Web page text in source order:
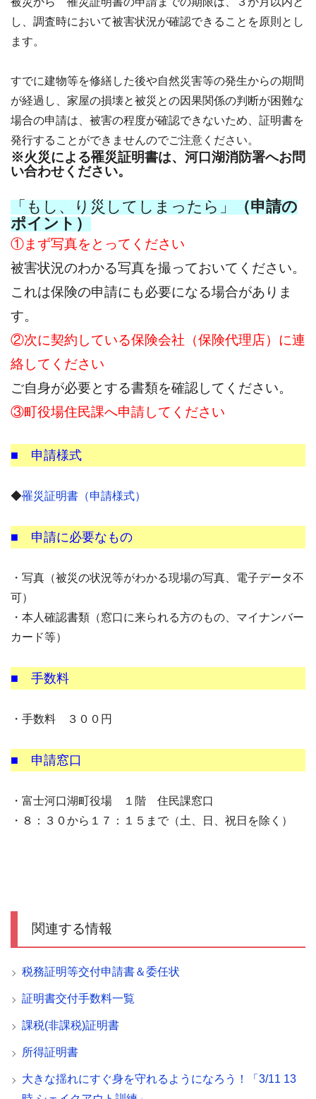
し、調査時において被害状況が確認できることを原則とし
ます。
すでに建物等を修繕した後や自然災害等の発生からの期間
が経過し、家屋の損壊と被災との因果関係の判断が困難な
場合の申請は、被害の程度が確認できないため、証明書を
発行することができませんのでご注意ください。
※火災による罹災証明書は、河口湖消防署へお問
い合わせください。
「もし、り災してしまったら」
（申請の
ポイント）
①まず写真をとってください
被害状況のわかる写真を撮っておいてください。
これは保険の申請にも必要になる場合がありま
す。
②次に契約している保険会社（保険代理店）に連
絡してください
ご自身が必要とする書類を確認してください。
③町役場住民課へ申請してください
■ 申請様式
◆罹災証明書（申請様式）
■ 申請に必要なもの
・写真（被災の状況等がわかる現場の写真、電子データ不
可）
・本人確認書類（窓口に来られる方のもの、マイナンバー
カード等）
■ 手数料
・手数料 ３００円
■ 申請窓口
・富士河口湖町役場 １階 住民課窓口
・８：３０から１７：１５まで（土、日、祝日を除く）
関連する情報
税務証明等交付申請書＆委任状
証明書交付手数料一覧
課税(非課税)証明書
所得証明書
大きな揺れにすぐ身を守れるようになろう！「3/11 13